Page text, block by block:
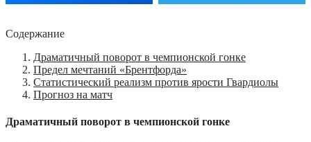
Содержание
Драматичный поворот в чемпионской гонке
Предел мечтаний «Брентфорда»
Статистический реализм против ярости Гвардиолы
Прогноз на матч
Драматичный поворот в чемпионской гонке